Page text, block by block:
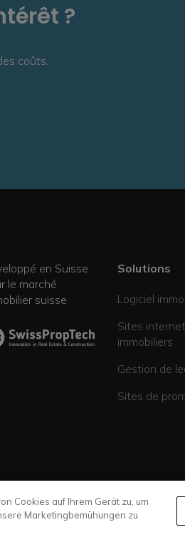
?
coûts.
en Suisse
le marché
suisse
Solutions
Logiciel
Sites internet
immobiliers
Gestion de
Sites de
Cookies auf Ihrem Gerät zu, um
Marketingbemühungen zu